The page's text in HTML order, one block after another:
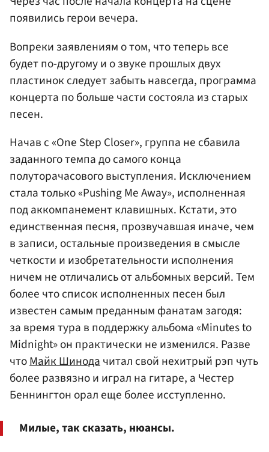
появились герои вечера.
Вопреки заявлениям о том, что теперь все
будет по-другому и о звуке прошлых двух
пластинок следует забыть навсегда, программа
концерта по больше части состояла из старых
песен.
Начав с «One Step Closer», группа не сбавила
заданного темпа до самого конца
полуторачасового выступления. Исключением
стала только «Pushing Me Away», исполненная
под аккомпанемент клавишных. Кстати, это
единственная песня, прозвучавшая иначе, чем
в записи, остальные произведения в смысле
четкости и изобретательности исполнения
ничем не отличались от альбомных версий. Тем
более что список исполненных песен был
известен самым преданным фанатам загодя:
за время тура в поддержку альбома «Minutes to
Midnight» он практически не изменился. Разве
чтоМайк Шинодачитал свой нехитрый рэп чуть
более развязно и играл на гитаре, а Честер
Беннингтон орал еще более исступленно.
Милые, так сказать, нюансы.